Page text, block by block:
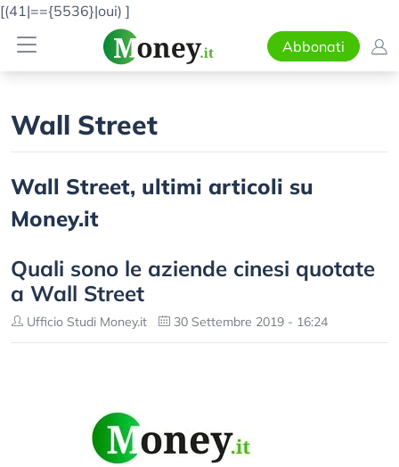
[(41|=={5536}|oui) ]
Abbonati
Wall Street
Wall Street, ultimi articoli su
Money.it
Quali sono le aziende cinesi quotate
a Wall Street
Ufficio Studi Money.it 30 Settembre 2019 - 16:24